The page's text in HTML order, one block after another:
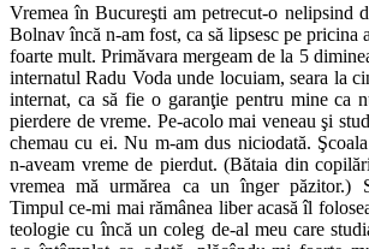
Vremea în Bucureşti am petrecut-o nelipsind
Bolnav încă n-am fost, ca să lipsesc pe pricina
foarte mult. Primăvara mergeam de la 5
internatul Radu Voda unde locuiam, seara la
internat, ca să fie o garanţie pentru mine ca
pierdere de vreme. Pe-acolo mai veneau şi
chemau cu ei. Nu m-am dus niciodată.
n-aveam vreme de pierdut. (Bătaia din
vremea mă urmărea ca un înger păzitor.)
Timpul ce-mi mai rămânea liber acasă îl
teologie cu încă un coleg de-al meu care